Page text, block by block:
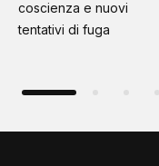
coscienza e nuovi
tentativi di fuga